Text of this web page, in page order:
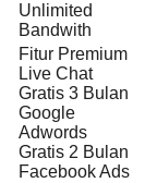
Unlimited
Bandwith
Fitur Premium
Live Chat
Gratis 3 Bulan
Google
Adwords
Gratis 2 Bulan
Facebook Ads